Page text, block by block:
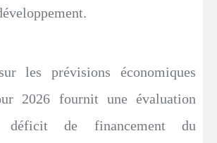
les prévisions économiques
2026 fournit une évaluation
déficit de financement du